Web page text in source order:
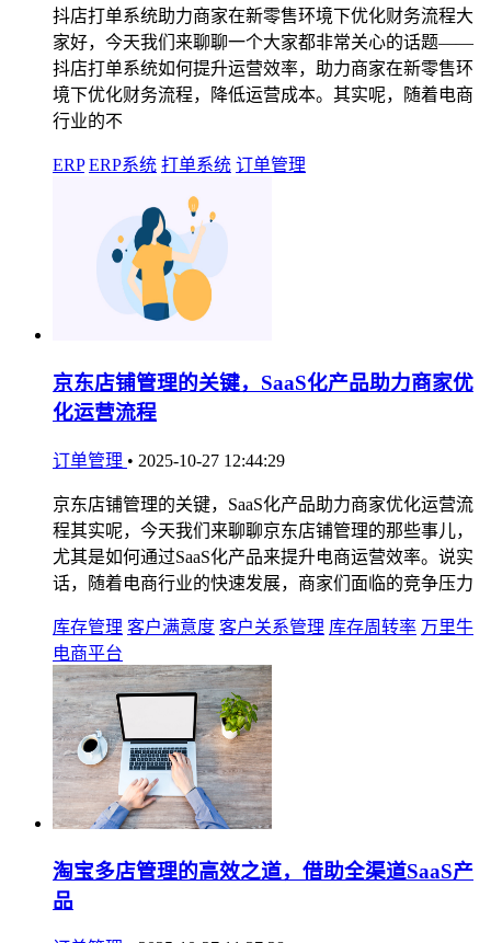
抖店打单系统助力商家在新零售环境下优化财务流程大
家好，今天我们来聊聊一个大家都非常关心的话题——
抖店打单系统如何提升运营效率，助力商家在新零售环
境下优化财务流程，降低运营成本。其实呢，随着电商
行业的不
ERP ERP系统 打单系统 订单管理
京东店铺管理的关键，SaaS化产品助力商家优
化运营流程
订单管理 • 2025-10-27 12:44:29
京东店铺管理的关键，SaaS化产品助力商家优化运营流
程其实呢，今天我们来聊聊京东店铺管理的那些事儿，
尤其是如何通过SaaS化产品来提升电商运营效率。说实
话，随着电商行业的快速发展，商家们面临的竞争压力
库存管理 客户满意度 客户关系管理 库存周转率 万里牛
电商平台
淘宝多店管理的高效之道，借助全渠道SaaS产
品